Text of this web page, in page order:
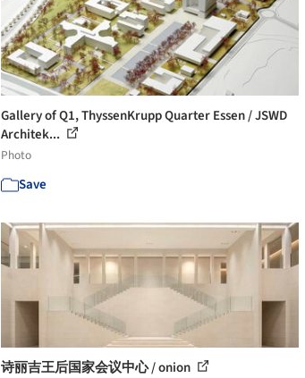
Gallery of Q1, ThyssenKrupp Quarter Essen / JSWD
Architek...
Photo
Save
诗丽吉王后国家会议中心 / onion